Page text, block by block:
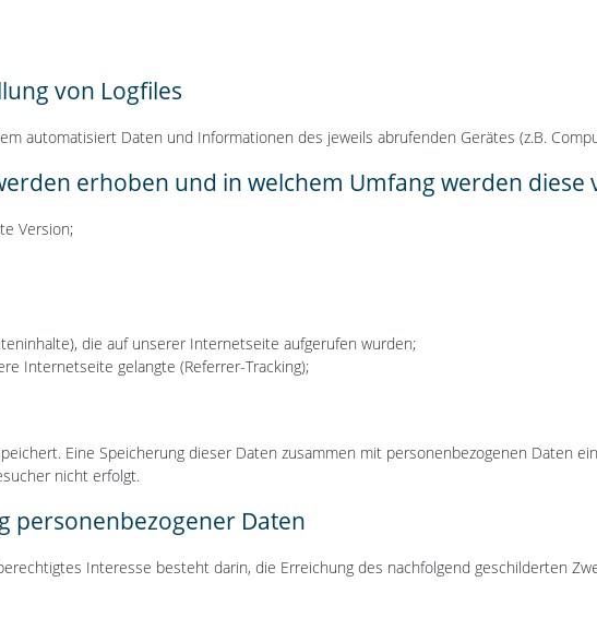
von Logfiles
automatisiert Daten und Informationen des jeweils abrufenden Gerätes (z.B.
erhoben und in welchem Umfang werden diese
Version;
die auf unserer Internetseite aufgerufen wurden;
Internetseite gelangte (Referrer-Tracking);
Eine Speicherung dieser Daten zusammen mit personenbezogenen Daten
nicht erfolgt.
personenbezogener Daten
Interesse besteht darin, die Erreichung des nachfolgend geschilderten